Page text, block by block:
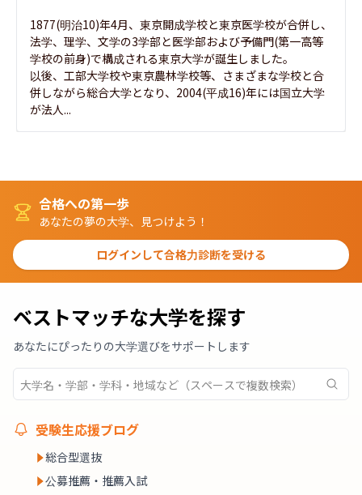
1877(明治10)年4月、東京開成学校と東京医学校が合併し、
法学、理学、文学の3学部と医学部および予備門(第一高等
学校の前身)で構成される東京大学が誕生しました。
以後、工部大学校や東京農林学校等、さまざまな学校と合
併しながら総合大学となり、2004(平成16)年には国立大学
が法人...
合格への第一歩
あなたの夢の大学、見つけよう！
ログインして合格力診断を受ける
ベストマッチな大学を探す
あなたにぴったりの大学選びをサポートします
受験生応援ブログ
総合型選抜
公募推薦・推薦入試